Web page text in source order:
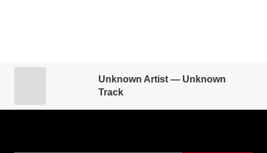
Unknown Artist — Unknown
Track